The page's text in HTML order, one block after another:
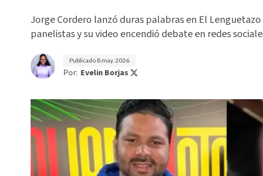
Jorge Cordero lanzó duras palabras en El
panelistas y su video encendió debate en redes
Publicado 8 may. 2026
Por: Evelin Borjas